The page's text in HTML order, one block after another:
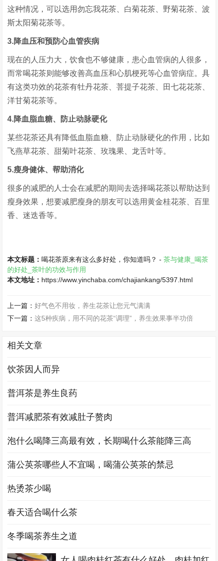
这种情况，可以选用勿忘我花茶、白菊花茶、野菊花茶、波
斯太阳菊花茶等。
3.降血压和预防心血管疾病
现在的人压力大，饮食也不够健康，患心血管病的人很多，
而常喝花茶则能够改善高血压和心肌梗死等心血管病症。具
有这类功效的花茶有牡丹花茶、菩提子花茶、田七花花茶、
洋甘菊花茶等。
4.降血脂血糖、防止动脉硬化
某些花茶还具有降低血脂血糖、防止动脉硬化的作用，比如
飞燕草花茶、甜菊叶花茶、玫瑰果、龙舌叶等。
5.瘦身健体、帮助消化
很多的减肥的人士会在减肥的期间去选择喝花茶以帮助达到
瘦身效果，想要减肥瘦身的朋友可以选用黄金桂花茶、百里
香、迷迭香等。
本文标题：喝花茶原来有这么多好处，你知道吗？ -茶与健康_喝茶
的好处_茶叶的功效与作用
本文地址： https://www.yinchaba.com/chajiankang/5397.html
上一篇：好气色不用妆，养生花茶让您元气满满
下一篇：这5种疾病，用不同的花茶“调理”，养生效果事半功倍
相关文章
饮茶因人而异
普洱茶是养生良药
普洱减肥茶有效减肚子赘肉
泡什么喝降三高最有效，长期喝什么茶能降三高
蒲公英茶哪些人不宜喝，喝蒲公英茶的禁忌
热烫茶少喝
春天适合喝什么茶
冬季喝茶养生之道